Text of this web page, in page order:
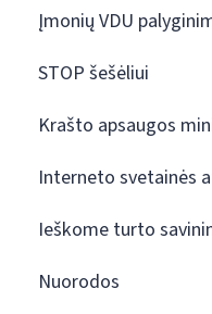
Įmonių VDU
STOP šešėliui
Krašto apsaugos
Interneto svetainės
Ieškome turto
Nuorodos